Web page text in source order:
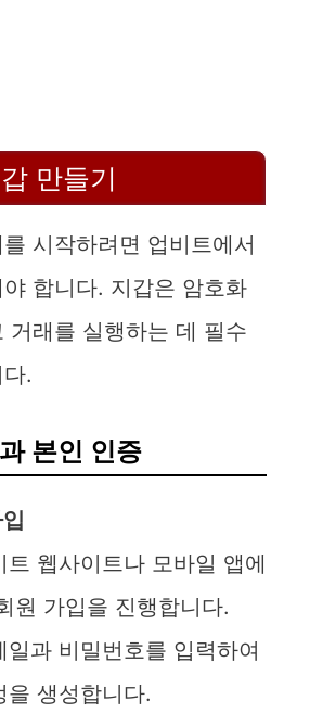
만들기
시작하려면 업비트에서
합니다. 지갑은 암호화
거래를 실행하는 데 필수
.
본인 인증
트 웹사이트나 모바일 앱에
원 가입을 진행합니다.
일과 비밀번호를 입력하여
을 생성합니다.